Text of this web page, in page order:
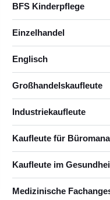
BFS Kinderpflege
Einzelhandel
Englisch
Großhandelskaufleute
Industriekaufleute
Kaufleute für
Kaufleute im
Medizinische